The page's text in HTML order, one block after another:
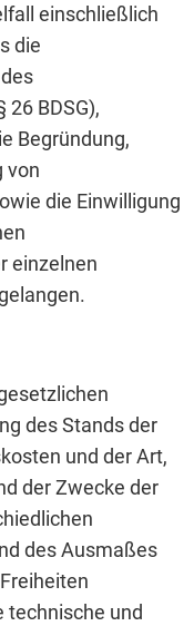
einschließlich
die
BDSG),
Begründung,
von
die Einwilligung
einzelnen
des Stands der
und der Art,
der Zwecke der
des Ausmaßes
technische und